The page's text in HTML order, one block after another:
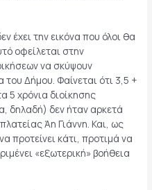
έχει την εικόνα που όλοι θα
οφείλεται στην
να σκύψουν
Δήμου. Φαίνεται ότι 3,5 +
5 χρόνια διοίκησης
δηλαδή) δεν ήταν αρκετά
Άη Γιάννη. Και, ως
προτείνει κάτι, προτιμά να
«εξωτερική» βοήθεια